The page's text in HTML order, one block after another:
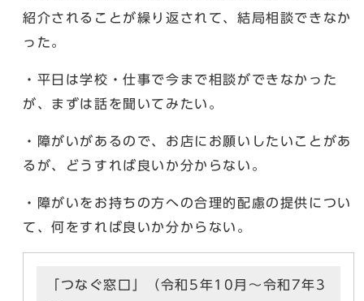
紹介されることが繰り返されて、結局相談できなか
った。
・平日は学校・仕事で今まで相談ができなかった
が、まずは話を聞いてみたい。
・障がいがあるので、お店にお願いしたいことがあ
るが、どうすれば良いか分からない。
・障がいをお持ちの方への合理的配慮の提供につい
て、何をすれば良いか分からない。
「つなぐ窓口」（令和5年10月〜令和7年3